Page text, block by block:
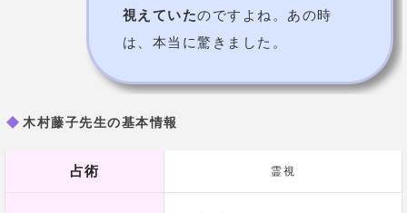
視えていたのですよね。あの時
は、本当に驚きました。
木村藤子先生の基本情報
占術 霊視